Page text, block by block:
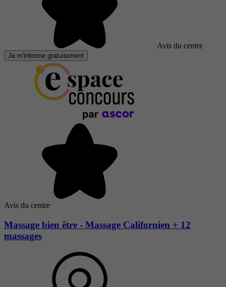
Avis du centre
Je m'informe gratuitement
Avis du centre
Massage bien être - Massage Californien + 12
massages